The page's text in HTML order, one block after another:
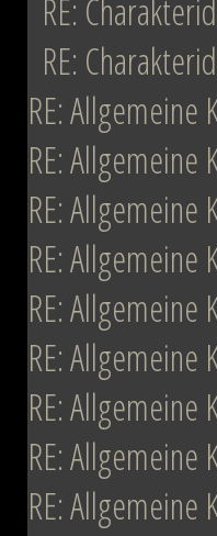
RE:
RE:
RE:
RE:
RE:
RE:
RE:
RE:
RE:
RE:
RE: